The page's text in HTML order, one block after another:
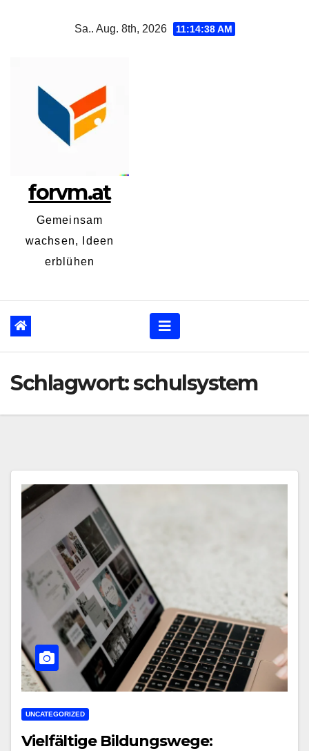
Sa.. Aug. 8th, 2026 11:14:39 AM
forvm.at
Gemeinsam
wachsen, Ideen
erblühen
Schlagwort:schulsystem
UNCATEGORIZED
Vielfältige Bildungswege: